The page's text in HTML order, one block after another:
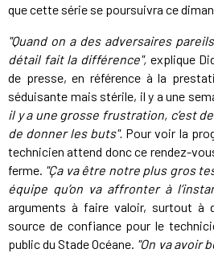
que cette série se poursuivra ce
"Quand on a des adversaires
détail fait la différence",explique
de presse, en référence à la
séduisante mais stérile, il y a une
il y a une grosse frustration, c’est
de donner les buts". Pour voir la
technicien attend donc ce rendez-
ferme. "Ça va être notre plus gros
équipe qu’on va affronter à
arguments à faire valoir, surtout à
source de confiance pour le
public du Stade Océane. "On va avoir